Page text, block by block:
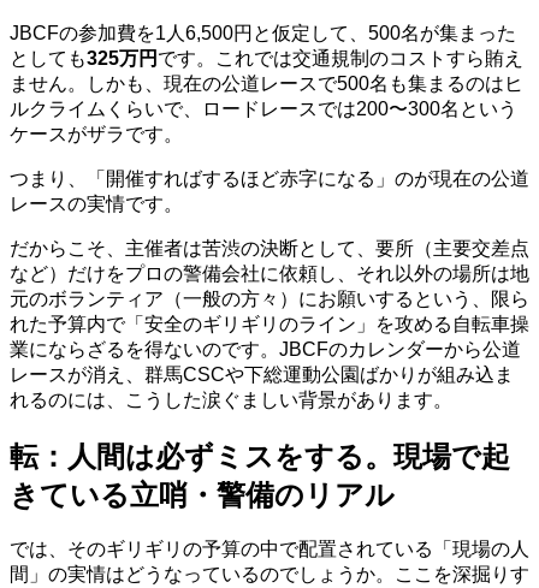
JBCFの参加費を1人6,500円と仮定して、500名が集まった
としても325万円 です。これでは交通規制のコストすら賄え
ません。しかも、現在の公道レースで500名も集まるのはヒ
ルクライムくらいで、ロードレースでは200〜300名という
ケースがザラです。
つまり、「開催すればするほど赤字になる」のが現在の公道
レースの実情です。
だからこそ、主催者は苦渋の決断として、要所（主要交差点
など）だけをプロの警備会社に依頼し、それ以外の場所は地
元のボランティア（一般の方々）にお願いするという、限ら
れた予算内で「安全のギリギリのライン」を攻める自転車操
業にならざるを得ないのです。JBCFのカレンダーから公道
レースが消え、群馬CSCや下総運動公園ばかりが組み込ま
れるのには、こうした涙ぐましい背景があります。
転：人間は必ずミスをする。現場で起
きている立哨・警備のリアル
では、そのギリギリの予算の中で配置されている「現場の人
間」の実情はどうなっているのでしょうか。ここを深掘りす